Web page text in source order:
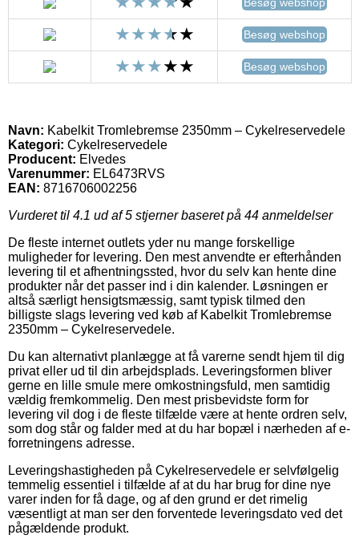
Besøg webshop
Besøg webshop
Navn: Kabelkit Tromlebremse 2350mm – Cykelreservedele
Kategori: Cykelreservedele
Producent: Elvedes
Varenummer: EL6473RVS
EAN: 8716706002256
Vurderet til 4.1 ud af 5 stjerner baseret på 44 anmeldelser
De fleste internet outlets yder nu mange forskellige
muligheder for levering. Den mest anvendte er efterhånden
levering til et afhentningssted, hvor du selv kan hente dine
produkter når det passer ind i din kalender. Løsningen er
altså særligt hensigtsmæssig, samt typisk tilmed den
billigste slags levering ved køb af Kabelkit Tromlebremse
2350mm – Cykelreservedele.
Du kan alternativt planlægge at få varerne sendt hjem til dig
privat eller ud til din arbejdsplads. Leveringsformen bliver
gerne en lille smule mere omkostningsfuld, men samtidig
vældig fremkommelig. Den mest prisbevidste form for
levering vil dog i de fleste tilfælde være at hente ordren selv,
som dog står og falder med at du har bopæl i nærheden af e-
forretningens adresse.
Leveringshastigheden på Cykelreservedele er selvfølgelig
temmelig essentiel i tilfælde af at du har brug for dine nye
varer inden for få dage, og af den grund er det rimelig
væsentligt at man ser den forventede leveringsdato ved det
pågældende produkt.